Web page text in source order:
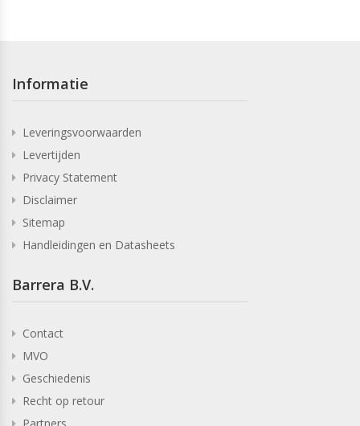
Informatie
Leveringsvoorwaarden
Levertijden
Privacy Statement
Disclaimer
Sitemap
Handleidingen en Datasheets
Barrera B.V.
Contact
MVO
Geschiedenis
Recht op retour